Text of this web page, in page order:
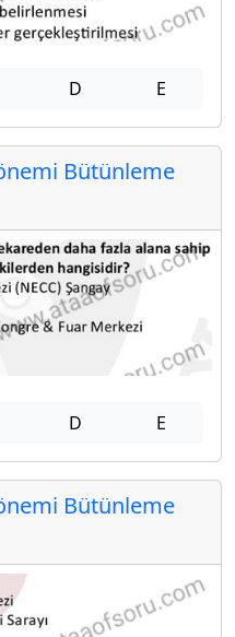
D E
Bütünleme
D E
Bütünleme